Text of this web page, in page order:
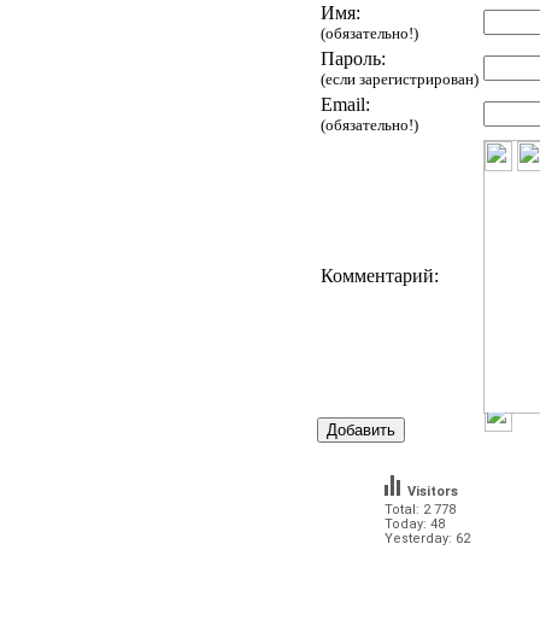
Имя:
(обязательно!)
Пароль:
(если зарегистрирован)
Email:
(обязательно!)
Комментарий:
Total: 2 778
Today: 48
Yesterday: 62
Visitors